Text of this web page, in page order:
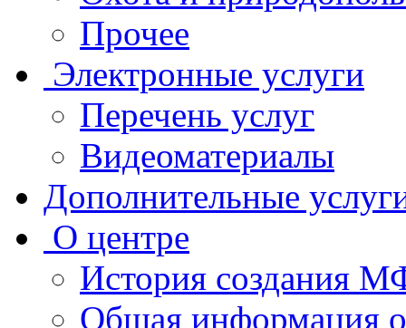
Прочее
Электронные услуги
Перечень услуг
Видеоматериалы
Дополнительные
О центре
История создания
Общая